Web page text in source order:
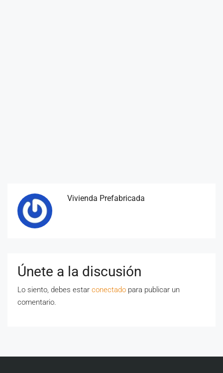
Vivienda Prefabricada
Únete a la discusión
Lo siento, debes estar conectado para publicar un
comentario.